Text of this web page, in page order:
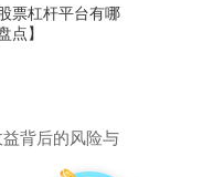
票杠杆平台有哪
点】
背后的风险与